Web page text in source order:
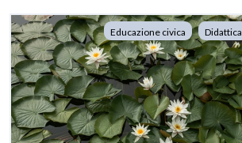
Educazione civica Didattica